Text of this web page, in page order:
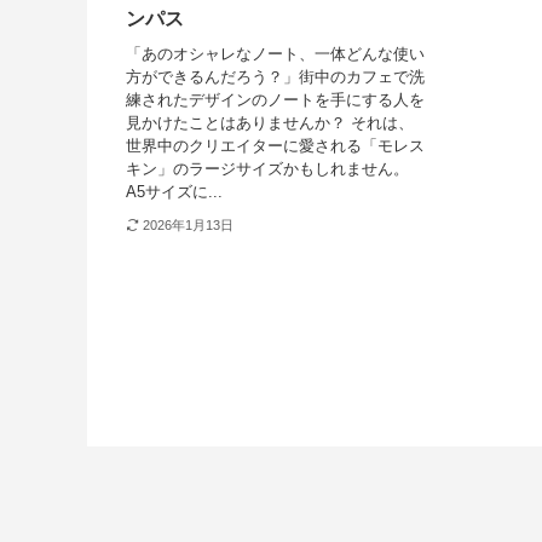
ンパス
「あのオシャレなノート、一体どんな使い
方ができるんだろう？」街中のカフェで洗
練されたデザインのノートを手にする人を
見かけたことはありませんか？ それは、
世界中のクリエイターに愛される「モレス
キン」のラージサイズかもしれません。
A5サイズに...
2026年1月13日